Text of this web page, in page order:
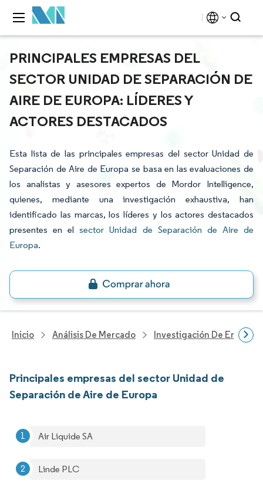
PRINCIPALES EMPRESAS DEL
SECTOR UNIDAD DE SEPARACIÓN DE
AIRE DE EUROPA: LÍDERES Y
ACTORES DESTACADOS
Esta lista de las principales empresas del sector Unidad de
Separación de Aire de Europa se basa en las evaluaciones de
los analistas y asesores expertos de Mordor Intelligence,
quienes, mediante una investigación exhaustiva, han
identificado las marcas, los líderes y los actores destacados
presentes en elsector Unidad de Separación de Aire de
Europa.
Inicio Análisis De Mercado Investigación De Energía
Principales empresas del sector Unidad de
Separación de Aire de Europa
Air Liquide SA
Linde PLC